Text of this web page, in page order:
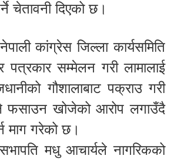
चेतावनी दिएको छ।
नेपाली कांग्रेस जिल्ला कार्यसमिति
पत्रकार सम्मेलन गरी लामालाई
गौशालाबाट पक्राउ गरी
फसाउन खोजेको आरोप लगाउँदै
माग गरेको छ।
मधु आचार्यले नागरिकको